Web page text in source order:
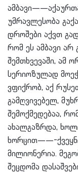
უმრავლესობა
დროშები აქვთ
რომ ეს ამბავი არ
შემთხვევაში, ამ
სერიოზულად
ვფიქრობ, აქ
გამღვივებელ,
შემოქმედებაა,
ახალგაზრდა,
ხორცით——-
მილიონერია.
შეცდომა